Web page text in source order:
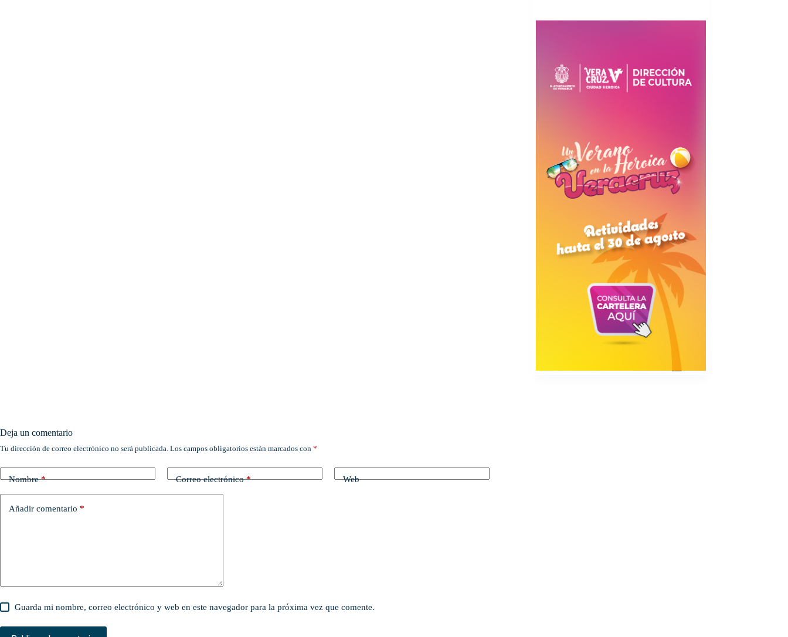
Deja un comentario
Tu dirección de correo electrónico no será publicada. Los campos obligatorios están marcados con *
Nombre* Correo electrónico* Web
Añadir comentario *
Guarda mi nombre, correo electrónico y web en este navegador para la próxima vez que comente.